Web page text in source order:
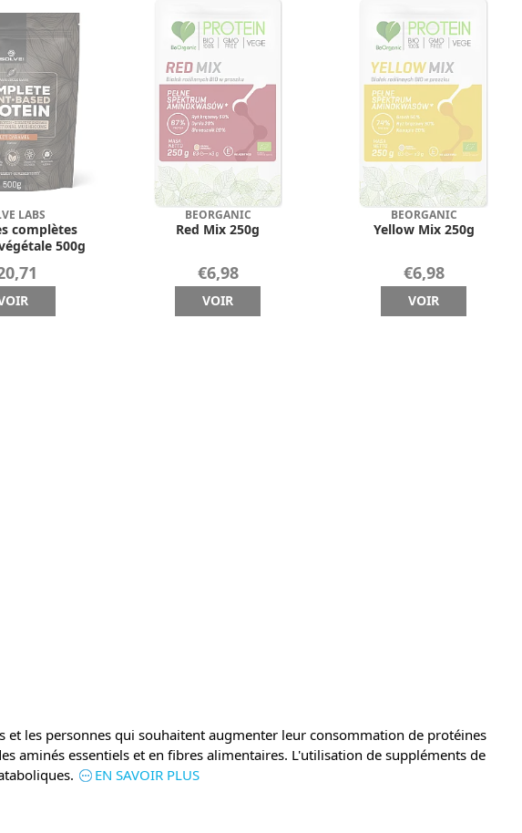
LABS
complètes
500g
BEORGANIC
Red Mix 250g
€6,98
VOIR
BEORGANIC
Yellow Mix 250g
€6,98
VOIR
les personnes qui souhaitent augmenter leur consommation de protéines
aminés essentiels et en fibres alimentaires. L'utilisation de suppléments de
EN SAVOIR PLUS